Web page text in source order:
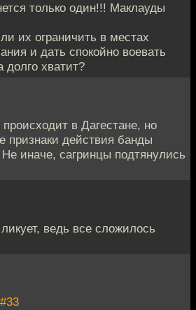
только один!!! Маклауды
их ограничить в местах
и дать спокойно воевать
долго хватит?
в Дагестане, но
признаки действия банды
иначе, сагринцы подтянулись
ведь все сложилось
#33